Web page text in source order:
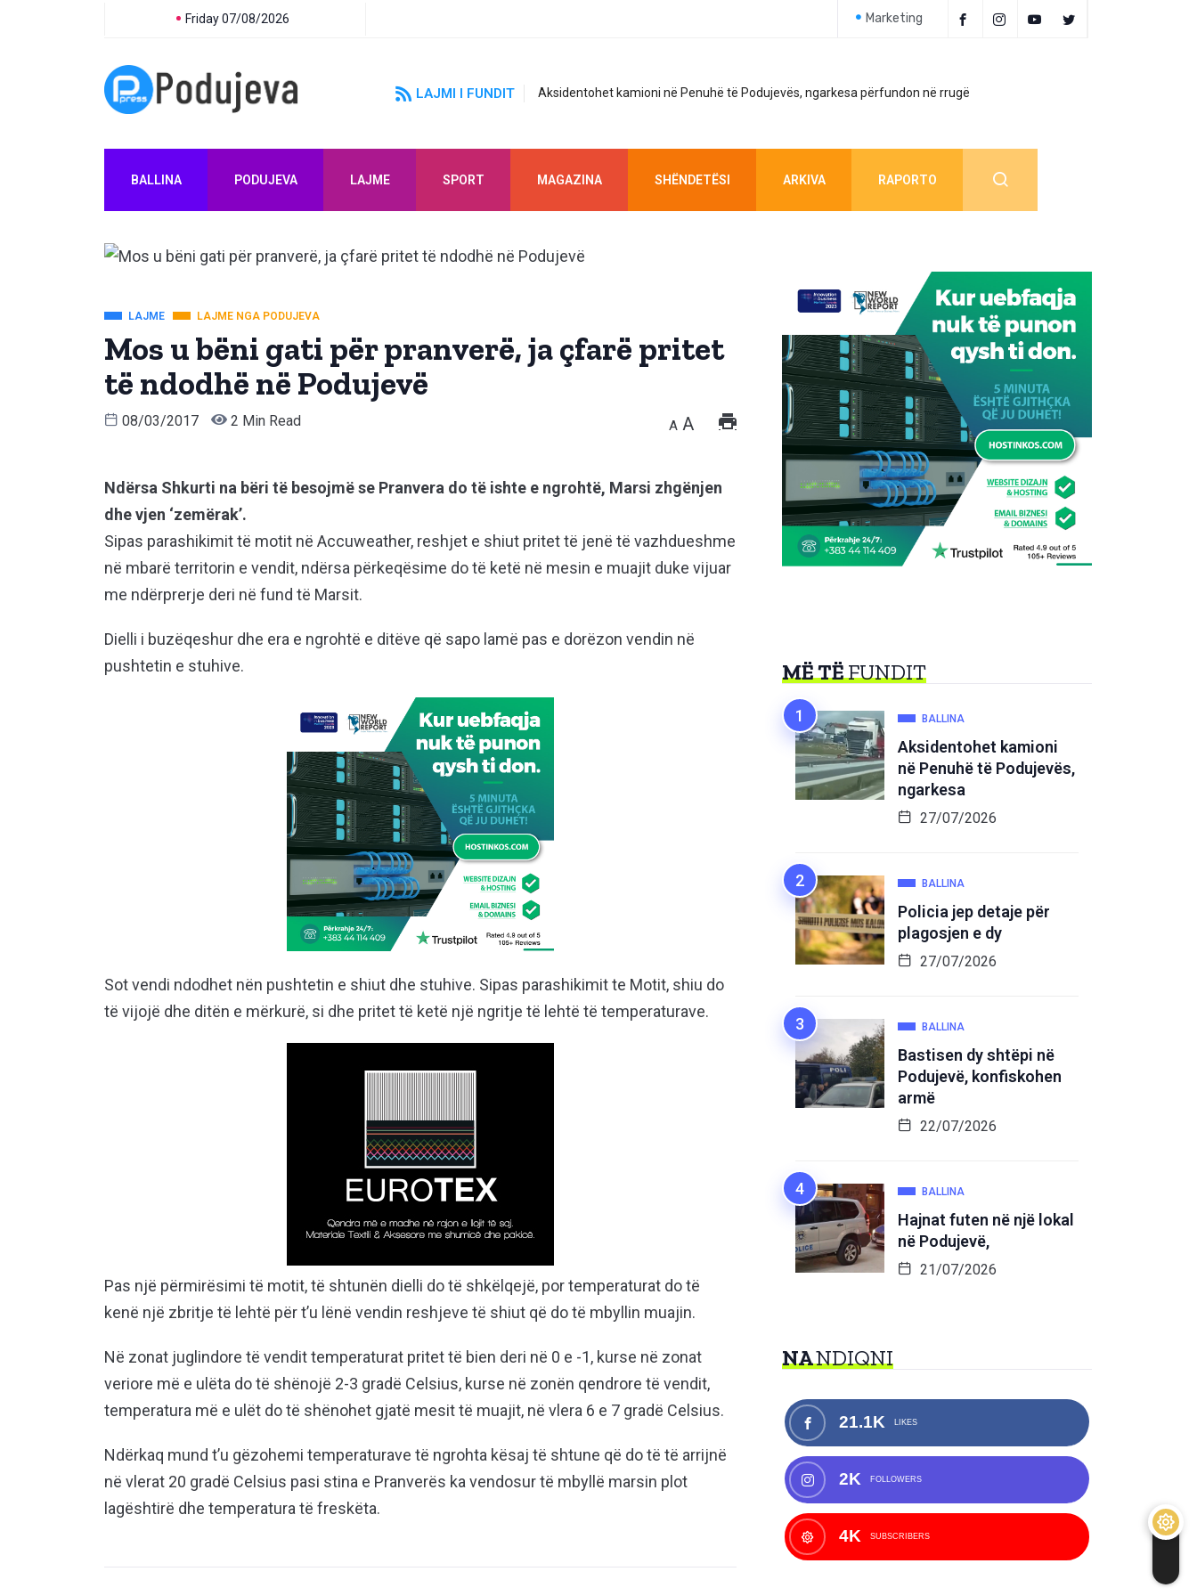
Friday 07/08/2026 Marketing
LAJMI I FUNDIT Aksidentohet kamioni në Penuhë të Podujevës, ngarkesa përfundon në rrugë
BALLINA PODUJEVA LAJME SPORT MAGAZINA SHËNDETËSI ARKIVA RAPORTO
LAJME LAJME NGA PODUJEVA
Mos u bëni gati për pranverë, ja çfarë pritet
të ndodhë në Podujevë
08/03/2017 2 Min Read A A
Ndërsa Shkurti na bëri të besojmë se Pranvera do të ishte e ngrohtë, Marsi zhgënjen
dhe vjen ‘zemërak’.
Sipas parashikimit të motit në Accuweather, reshjet e shiut pritet të jenë të vazhdueshme
në mbarë territorin e vendit, ndërsa përkeqësime do të ketë në mesin e muajit duke vijuar
me ndërprerje deri në fund të Marsit.
Dielli i buzëqeshur dhe era e ngrohtë e ditëve që sapo lamë pas e dorëzon vendin në
pushtetin e stuhive.
Sot vendi ndodhet nën pushtetin e shiut dhe stuhive. Sipas parashikimit te Motit, shiu do
të vijojë dhe ditën e mërkurë, si dhe pritet të ketë një ngritje të lehtë të temperaturave.
Pas një përmirësimi të motit, të shtunën dielli do të shkëlqejë, por temperaturat do të
kenë një zbritje të lehtë për t’u lënë vendin reshjeve të shiut që do të mbyllin muajin.
Në zonat juglindore të vendit temperaturat pritet të bien deri në 0 e -1, kurse në zonat
veriore më e ulëta do të shënojë 2-3 gradë Celsius, kurse në zonën qendrore të vendit,
temperatura më e ulët do të shënohet gjatë mesit të muajit, në vlera 6 e 7 gradë Celsius.
Ndërkaq mund t’u gëzohemi temperaturave të ngrohta kësaj të shtune që do të të arrijnë
në vlerat 20 gradë Celsius pasi stina e Pranverës ka vendosur të mbyllë marsin plot
lagështirë dhe temperatura të freskëta.
MË TËFUNDIT
BALLINA
Aksidentohet kamioni
në Penuhë të Podujevës,
ngarkesa
27/07/2026
BALLINA
Policia jep detaje për
plagosjen e dy
27/07/2026
BALLINA
Bastisen dy shtëpi në
Podujevë, konfiskohen
armë
22/07/2026
BALLINA
Hajnat futen në një lokal
në Podujevë,
21/07/2026
NANDIQNI
21.1K LIKES
2K FOLLOWERS
4K SUBSCRIBERS